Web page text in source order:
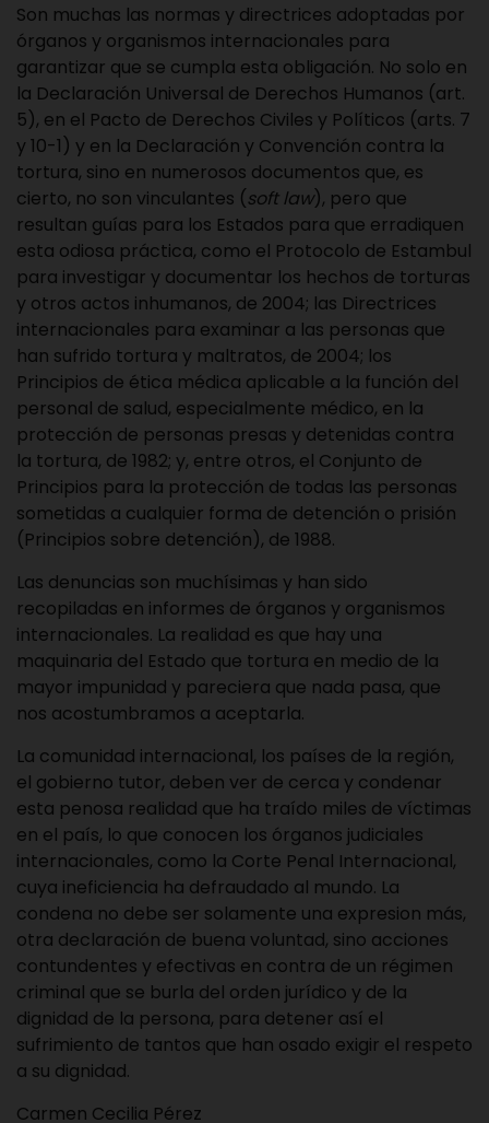
Son muchas las normas y directrices adoptadas por
órganos y organismos internacionales para
garantizar que se cumpla esta obligación. No solo en
la Declaración Universal de Derechos Humanos (art.
5), en el Pacto de Derechos Civiles y Políticos (arts. 7
y 10-1) y en la Declaración y Convención contra la
tortura, sino en numerosos documentos que, es
cierto, no son vinculantes (soft law), pero que
resultan guías para los Estados para que erradiquen
esta odiosa práctica, como el Protocolo de Estambul
para investigar y documentar los hechos de torturas
y otros actos inhumanos, de 2004; las Directrices
internacionales para examinar a las personas que
han sufrido tortura y maltratos, de 2004; los
Principios de ética médica aplicable a la función del
personal de salud, especialmente médico, en la
protección de personas presas y detenidas contra
la tortura, de 1982; y, entre otros, el Conjunto de
Principios para la protección de todas las personas
sometidas a cualquier forma de detención o prisión
(Principios sobre detención), de 1988.
Las denuncias son muchísimas y han sido
recopiladas en informes de órganos y organismos
internacionales. La realidad es que hay una
maquinaria del Estado que tortura en medio de la
mayor impunidad y pareciera que nada pasa, que
nos acostumbramos a aceptarla.
La comunidad internacional, los países de la región,
el gobierno tutor, deben ver de cerca y condenar
esta penosa realidad que ha traído miles de víctimas
en el país, lo que conocen los órganos judiciales
internacionales, como la Corte Penal Internacional,
cuya ineficiencia ha defraudado al mundo. La
condena no debe ser solamente una expresion más,
otra declaración de buena voluntad, sino acciones
contundentes y efectivas en contra de un régimen
criminal que se burla del orden jurídico y de la
dignidad de la persona, para detener así el
sufrimiento de tantos que han osado exigir el respeto
a su dignidad.
Carmen Cecilia Pérez